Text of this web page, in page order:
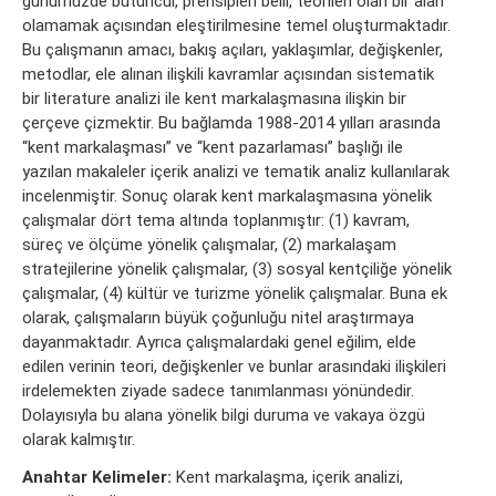
olamamak açısından eleştirilmesine temel oluşturmaktadır.
Bu çalışmanın amacı, bakış açıları, yaklaşımlar, değişkenler,
metodlar, ele alınan ilişkili kavramlar açısından sistematik
bir literature analizi ile kent markalaşmasına ilişkin bir
çerçeve çizmektir. Bu bağlamda 1988-2014 yılları arasında
“kent markalaşması” ve “kent pazarlaması” başlığı ile
yazılan makaleler içerik analizi ve tematik analiz kullanılarak
incelenmiştir. Sonuç olarak kent markalaşmasına yönelik
çalışmalar dört tema altında toplanmıştır: (1) kavram,
süreç ve ölçüme yönelik çalışmalar, (2) markalaşam
stratejilerine yönelik çalışmalar, (3) sosyal kentçiliğe yönelik
çalışmalar, (4) kültür ve turizme yönelik çalışmalar. Buna ek
olarak, çalışmaların büyük çoğunluğu nitel araştırmaya
dayanmaktadır. Ayrıca çalışmalardaki genel eğilim, elde
edilen verinin teori, değişkenler ve bunlar arasındaki ilişkileri
irdelemekten ziyade sadece tanımlanması yönündedir.
Dolayısıyla bu alana yönelik bilgi duruma ve vakaya özgü
olarak kalmıştır.
Anahtar Kelimeler: Kent markalaşma, içerik analizi,